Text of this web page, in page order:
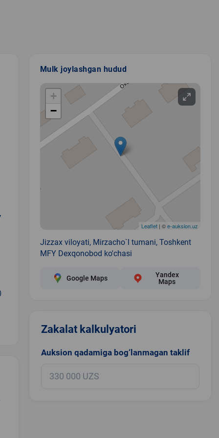
Mulk joylashgan hudud
+
−
Leaflet| ©e-auksion.uz
Jizzax viloyati, Mirzacho`l tumani, Toshkent
MFY Dexqonobod ko'chasi
Google Maps
Yandex
Maps
Zakalat kalkulyatori
Auksion qadamiga bog‘lanmagan taklif